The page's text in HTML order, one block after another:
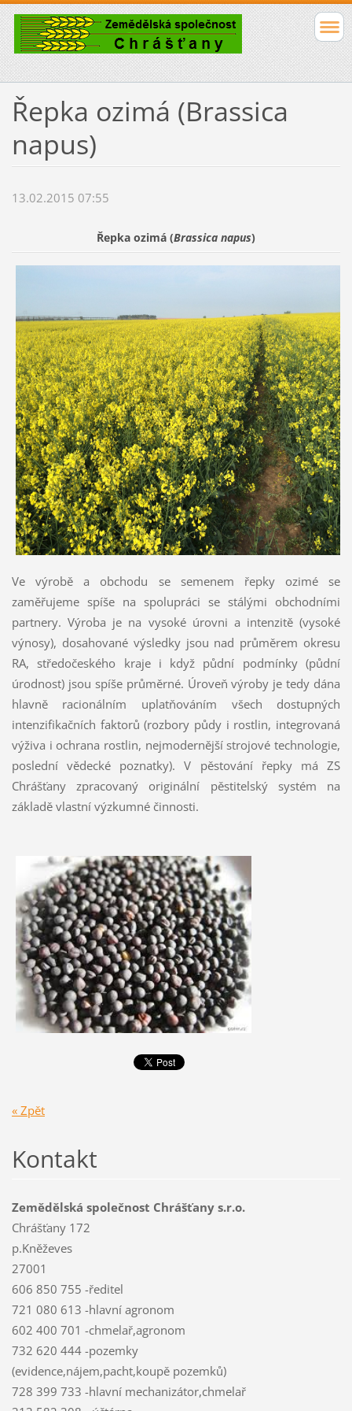
Řepka ozimá (Brassica
napus)
13.02.2015 07:55
Řepka ozimá (Brassica napus)
Ve výrobě a obchodu se semenem řepky ozimé se
zaměřujeme spíše na spolupráci se stálými obchodními
partnery. Výroba je na vysoké úrovni a intenzitě (vysoké
výnosy), dosahované výsledky jsou nad průměrem okresu
RA, středočeského kraje i když půdní podmínky (půdní
úrodnost) jsou spíše průměrné. Úroveň výroby je tedy dána
hlavně racionálním uplatňováním všech dostupných
intenzifikačních faktorů (rozbory půdy i rostlin, integrovaná
výživa i ochrana rostlin, nejmodernější strojové technologie,
poslední vědecké poznatky).V pěstování řepky má ZS
Chrášťany zpracovaný originální pěstitelský systém na
základě vlastní výzkumné činnosti.
« Zpět
Kontakt
Zemědělská společnost Chrášťany s.r.o.
Chrášťany 172
p.Kněževes
27001
606 850 755 -ředitel
721 080 613 -hlavní agronom
602 400 701 -chmelař,agronom
732 620 444 -pozemky
(evidence,nájem,pacht,koupě pozemků)
728 399 733 -hlavní mechanizátor,chmelař